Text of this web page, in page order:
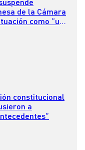
de la Cámara
como “un
constitucional
a